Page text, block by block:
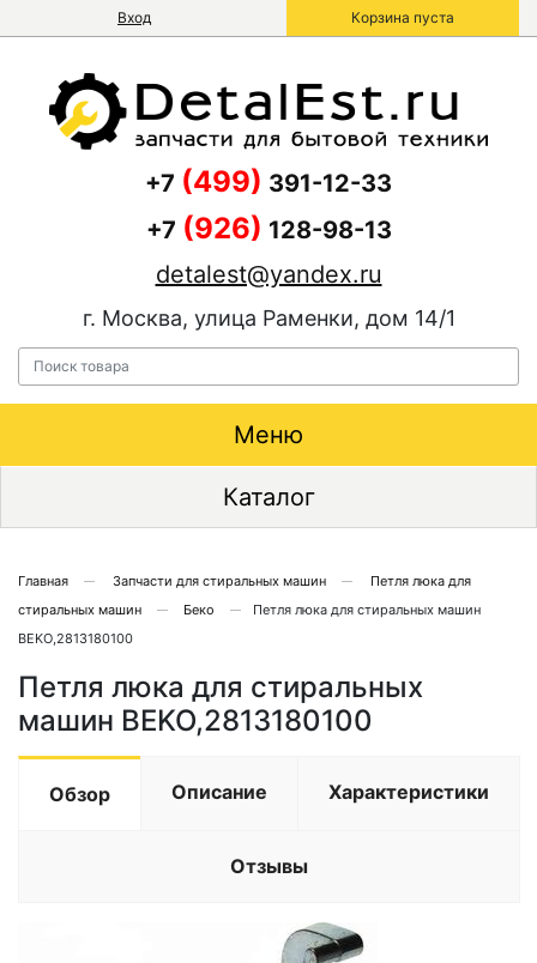
Вход Корзина пуста
+7 (499) 391-12-33
+7 (926) 128-98-13
detalest@yandex.ru
г. Москва, улица Раменки, дом 14/1
Меню
Каталог
Главная Запчасти для стиральных машин
Петля люка для
стиральных машин
Беко
Петля люка для стиральных машин
BEKO,2813180100
Петля люка для стиральных
машин BEKO,2813180100
Обзор Описание Характеристики
Отзывы